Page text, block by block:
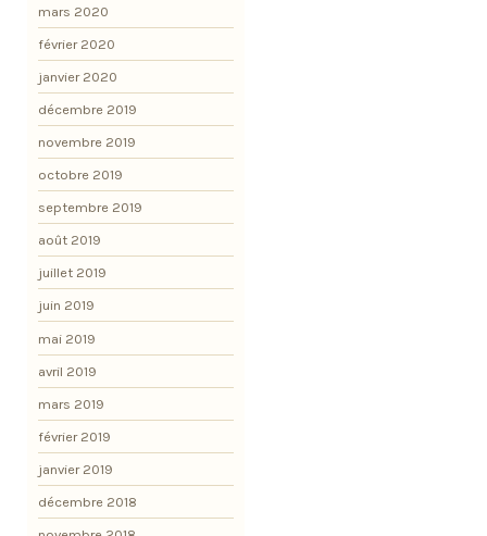
mars 2020
février 2020
janvier 2020
décembre 2019
novembre 2019
octobre 2019
septembre 2019
août 2019
juillet 2019
juin 2019
mai 2019
avril 2019
mars 2019
février 2019
janvier 2019
décembre 2018